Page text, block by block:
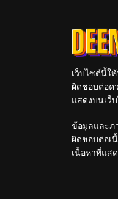
เว็บไซต์นี้ใ
ผิดชอบต่อค
แสดงบนเว็
ข้อมูลและภ
ผิดชอบต่อเ
เนื้อหาที่แส